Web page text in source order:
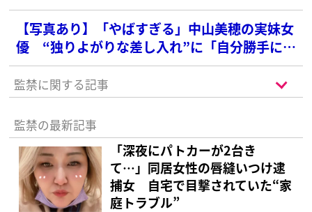
【写真あり】「やばすぎる」中山美穂の実妹女
優 “独りよがりな差し入れ”に「自分勝手にも
ほどがある」と批判の声
監禁に関する記事
監禁の最新記事
「深夜にパトカーが2台き
て…」同居女性の唇縫いつけ逮
捕女 自宅で目撃されていた“家
庭トラブル”